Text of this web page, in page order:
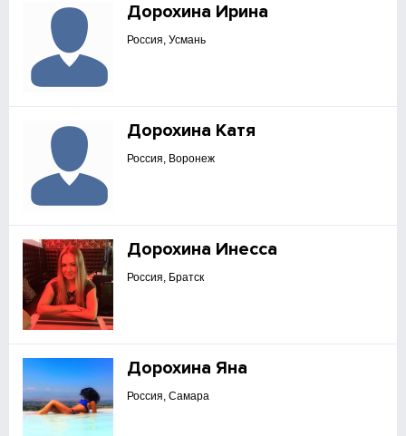
Дорохина Ирина
Россия, Усмань
Дорохина Катя
Россия, Воронеж
Дорохина Инесса
Россия, Братск
Дорохина Яна
Россия, Самара